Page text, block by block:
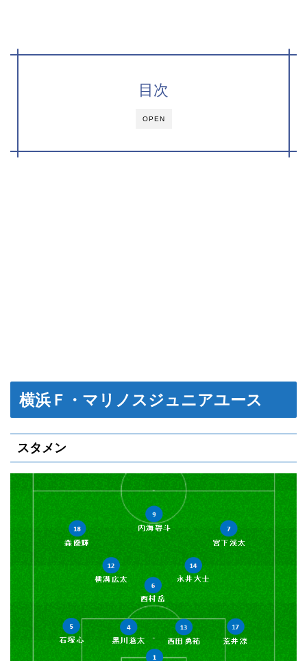
OPEN
目次
横浜Ｆ・マリノスジュニアユース
スタメン